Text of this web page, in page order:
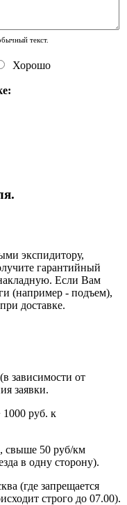
текст.
Хорошо
экспидитору,
гарантийный
Если Вам
(например - подъем),
доставке.
зависимости от
заявки.
руб. к
свыше 50 руб/км
в одну сторону).
(где запрещается
строго до 07.00).